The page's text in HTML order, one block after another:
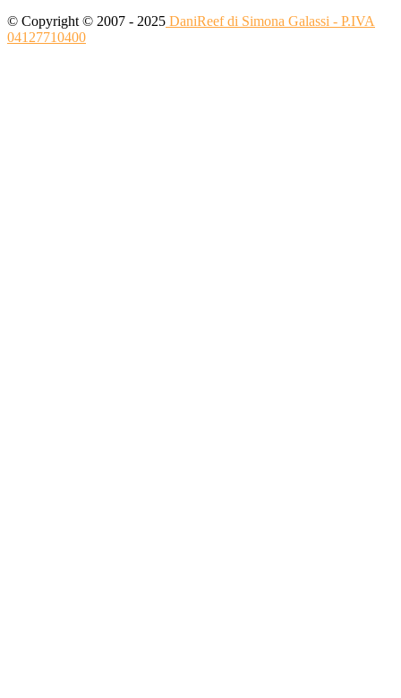
© Copyright © 2007 - 2025 DaniReef di Simona Galassi - P.IVA
04127710400